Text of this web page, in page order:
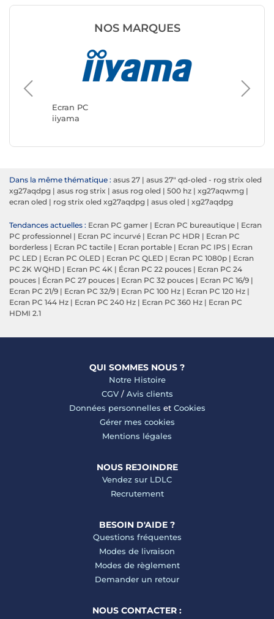
NOS MARQUES
Ecran PC
iiyama
Dans la même thématique : asus 27 | asus 27" qd-oled - rog strix oled
xg27aqdpg | asus rog strix | asus rog oled | 500 hz | xg27aqwmg |
ecran oled | rog strix oled xg27aqdpg | asus oled | xg27aqdpg
Tendances actuelles : Ecran PC gamer | Ecran PC bureautique | Ecran
PC professionnel | Ecran PC incurvé | Ecran PC HDR | Ecran PC
borderless | Ecran PC tactile | Ecran portable | Ecran PC IPS | Ecran
PC LED | Ecran PC OLED | Ecran PC QLED | Ecran PC 1080p | Ecran
PC 2K WQHD | Ecran PC 4K | Écran PC 22 pouces | Ecran PC 24
pouces | Écran PC 27 pouces | Ecran PC 32 pouces | Ecran PC 16/9 |
Ecran PC 21/9 | Ecran PC 32/9 | Ecran PC 100 Hz | Ecran PC 120 Hz |
Ecran PC 144 Hz | Ecran PC 240 Hz | Ecran PC 360 Hz | Ecran PC
HDMI 2.1
QUI SOMMES NOUS ?
Notre Histoire
CGV/ Avis clients
Données personnelles et Cookies
Gérer mes cookies
Mentions légales
NOUS REJOINDRE
Vendez sur LDLC
Recrutement
BESOIN D'AIDE ?
Questions fréquentes
Modes de livraison
Modes de règlement
Demander un retour
NOUS CONTACTER :